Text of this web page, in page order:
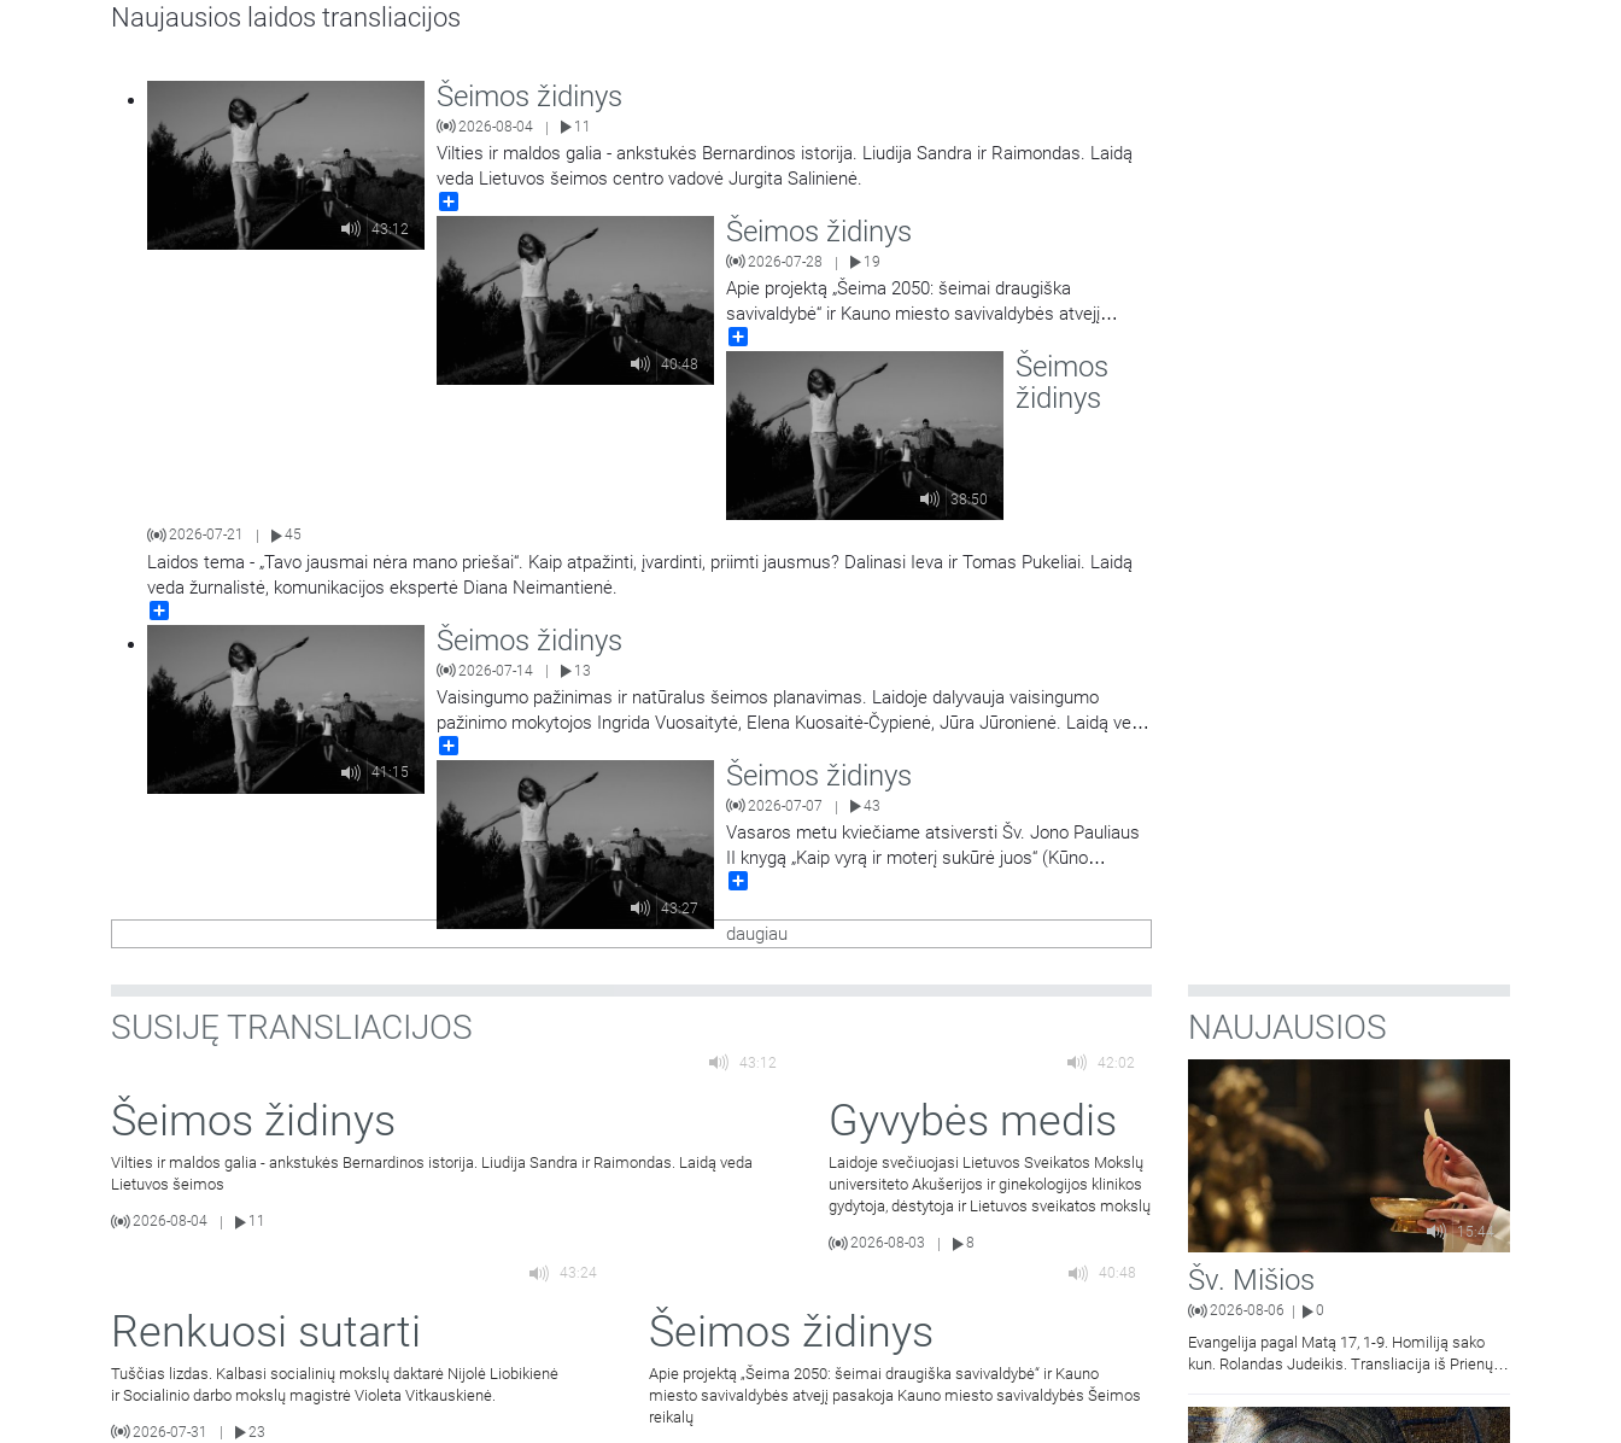
Naujausios laidos transliacijos
43:12
Šeimos židinys
2026-08-04 | 11
Vilties ir maldos galia - ankstukės Bernardinos istorija. Liudija Sandra ir Raimondas. Laidą
veda Lietuvos šeimos centro vadovė Jurgita Salinienė.
40:48
Šeimos židinys
2026-07-28 | 19
Apie projektą „Šeima 2050: šeimai draugiška
savivaldybė“ ir Kauno miesto savivaldybės atvejį
pasakoja Kauno miesto savivaldybės Šeimos reikalų
komisijos pirmininkas Tomas Žebuolis ir Kauno
miesto savivaldybės administracijos Socialinių
paslaugų skyriaus Paslaugų šeimai ir vaikui poskyrio
vedėja, Šeimos reikalų komisijos narė Giedrė
Vareikienė. Laidą
…
38:50
Šeimos
židinys
2026-07-21 45
Laidos tema - „Tavo jausmai nėra mano priešai“. Kaip atpažinti, įvardinti, priimti jausmus? Dalinasi Ieva ir Tomas Pukeliai. Laidą
veda žurnalistė, komunikacijos ekspertė Diana Neimantienė.
41:15
Šeimos židinys
2026-07-14 13
Vaisingumo pažinimas ir natūralus šeimos planavimas. Laidoje dalyvauja vaisingumo
pažinimo mokytojos Ingrida Vuosaitytė, Elena Kuosaitė-Čypienė, Jūra Jūronienė. Laidą veda
Jurgita Salinienė.
43:27
Šeimos židinys
2026-07-07 | 43
Vasaros metu kviečiame atsiversti Šv. Jono Pauliaus
II knygą „Kaip vyrą ir moterį sukūrė juos“ (Kūno
teologijos I dalį). Karolis Wojtyła-popiežius Jonas
tarpusavio santykių tikrovę remdamasis tuo, kaip ją
prabilti…
daugiau
SUSIJĘ TRANSLIACIJOS
43:12
Šeimos židinys
Vilties ir maldos galia - ankstukės Bernardinos istorija. Liudija Sandra ir Raimondas. Laidą veda
Lietuvos šeimos
2026-08-04 11
42:02
Gyvybės medis
Laidoje svečiuojasi Lietuvos Sveikatos Mokslų
universiteto Akušerijos ir ginekologijos klinikos
gydytoja, dėstytoja ir Lietuvos sveikatos mokslų
2026-08-03
8
43:24
Renkuosi sutarti
Tuščias lizdas. Kalbasi socialinių mokslų daktarė Nijolė Liobikienė
ir Socialinio darbo mokslų magistrė Violeta Vitkauskienė.
2026-07-31 23
40:48
Šeimos židinys
Apie projektą „Šeima 2050: šeimai draugiška savivaldybė“ ir Kauno
miesto savivaldybės atvejį pasakoja Kauno miesto savivaldybės Šeimos
reikalų
NAUJAUSIOS
15:44
Šv. Mišios
2026-08-06 0
Evangelija pagal Matą 17, 1-9. Homiliją sako
kun. Rolandas Judeikis. Transliacija iš Prienų